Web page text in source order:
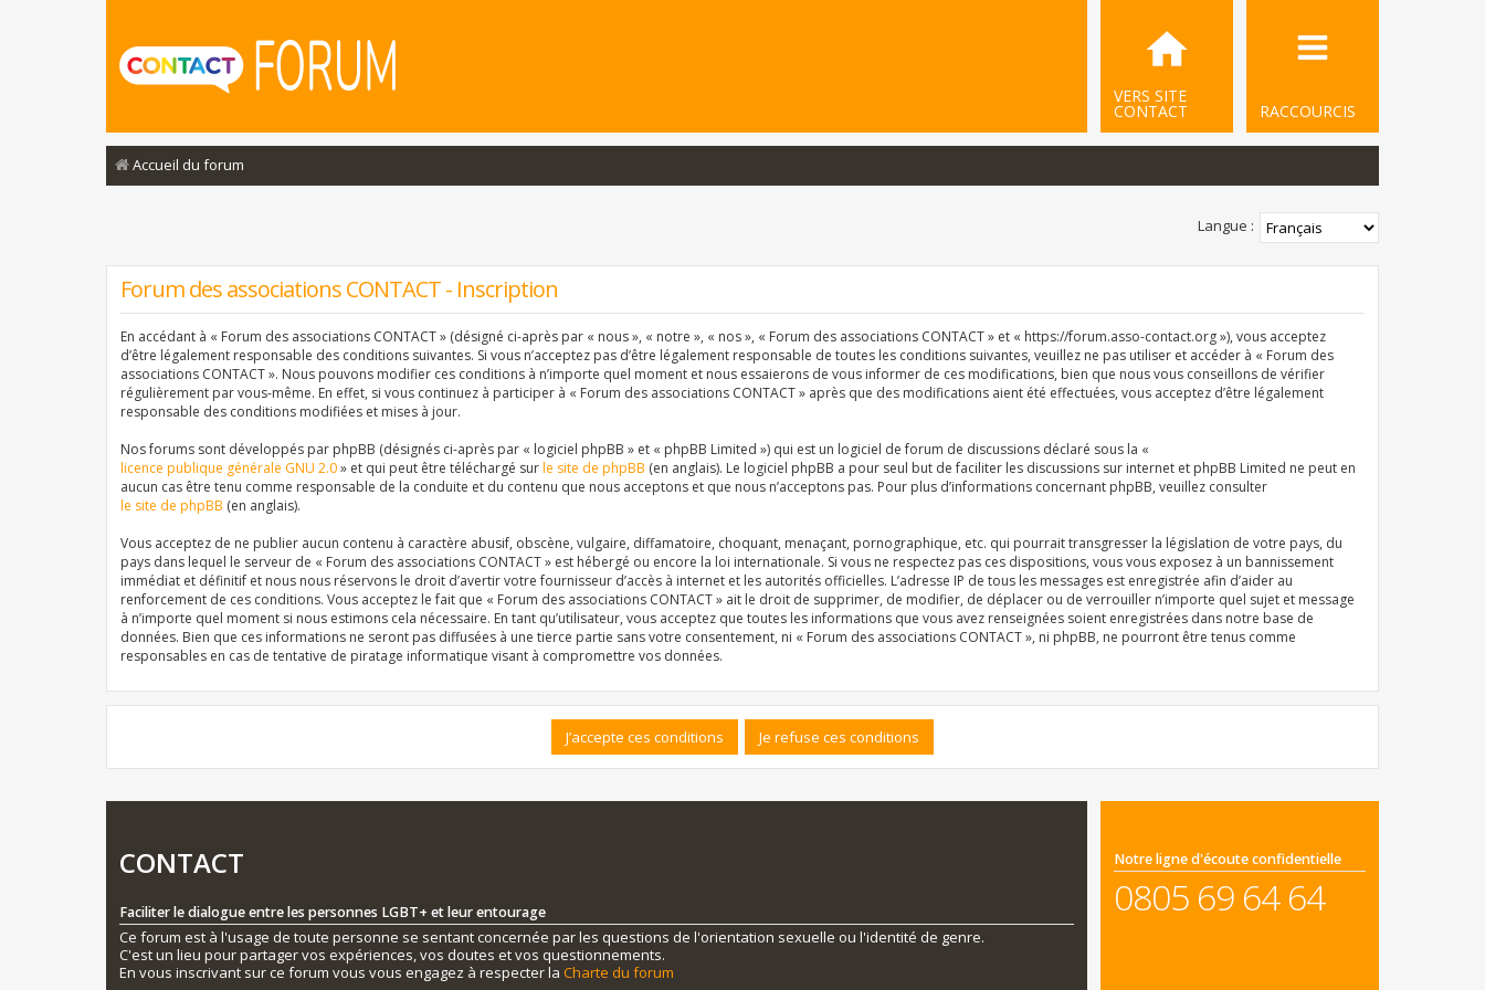
RACCOURCIS
VERS SITE
CONTACT
Accueil du forum
Langue :
Forum des associations CONTACT - Inscription
En accédant à « Forum des associations CONTACT » (désigné ci-après par « nous », « notre », « nos », « Forum des associations CONTACT » et « https://forum.asso-contact.org »), vous acceptez
d’être légalement responsable des conditions suivantes. Si vous n’acceptez pas d’être légalement responsable de toutes les conditions suivantes, veuillez ne pas utiliser et accéder à « Forum des
associations CONTACT ». Nous pouvons modifier ces conditions à n’importe quel moment et nous essaierons de vous informer de ces modifications, bien que nous vous conseillons de vérifier
régulièrement par vous-même. En effet, si vous continuez à participer à « Forum des associations CONTACT » après que des modifications aient été effectuées, vous acceptez d’être légalement
responsable des conditions modifiées et mises à jour.
Nos forums sont développés par phpBB (désignés ci-après par « logiciel phpBB » et « phpBB Limited ») qui est un logiciel de forum de discussions déclaré sous la «
licence publique générale GNU 2.0» et qui peut être téléchargé surle site de phpBB (en anglais). Le logiciel phpBB a pour seul but de faciliter les discussions sur internet et phpBB Limited ne peut en
aucun cas être tenu comme responsable de la conduite et du contenu que nous acceptons et que nous n’acceptons pas. Pour plus d’informations concernant phpBB, veuillez consulter
le site de phpBB (en anglais).
Vous acceptez de ne publier aucun contenu à caractère abusif, obscène, vulgaire, diffamatoire, choquant, menaçant, pornographique, etc. qui pourrait transgresser la législation de votre pays, du
pays dans lequel le serveur de « Forum des associations CONTACT » est hébergé ou encore la loi internationale. Si vous ne respectez pas ces dispositions, vous vous exposez à un bannissement
immédiat et définitif et nous nous réservons le droit d’avertir votre fournisseur d’accès à internet et les autorités officielles. L’adresse IP de tous les messages est enregistrée afin d’aider au
renforcement de ces conditions. Vous acceptez le fait que « Forum des associations CONTACT » ait le droit de supprimer, de modifier, de déplacer ou de verrouiller n’importe quel sujet et message
à n’importe quel moment si nous estimons cela nécessaire. En tant qu’utilisateur, vous acceptez que toutes les informations que vous avez renseignées soient enregistrées dans notre base de
données. Bien que ces informations ne seront pas diffusées à une tierce partie sans votre consentement, ni « Forum des associations CONTACT », ni phpBB, ne pourront être tenus comme
responsables en cas de tentative de piratage informatique visant à compromettre vos données.
CONTACT
Faciliter le dialogue entre les personnes LGBT+ et leur entourage
Ce forum est à l'usage de toute personne se sentant concernée par les questions de l'orientation sexuelle ou l'identité de genre.
C'est un lieu pour partager vos expériences, vos doutes et vos questionnements.
En vous inscrivant sur ce forum vous vous engagez à respecter la Charte du forum
Notre ligne d'écoute confidentielle
0805 69 64 64